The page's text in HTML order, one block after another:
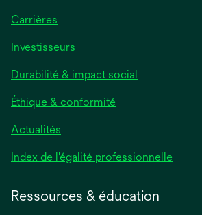
Carrières
Investisseurs
Durabilité & impact social
Éthique & conformité
Actualités
Index de l'égalité professionnelles’ouvre
Ressources & éducation